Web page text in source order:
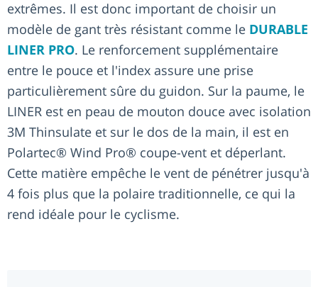
extrêmes. Il est donc important de choisir un
modèle de gant très résistant comme le DURABLE
LINER PRO. Le renforcement supplémentaire
entre le pouce et l'index assure une prise
particulièrement sûre du guidon. Sur la paume, le
LINER est en peau de mouton douce avec isolation
3M Thinsulate et sur le dos de la main, il est en
Polartec® Wind Pro® coupe-vent et déperlant.
Cette matière empêche le vent de pénétrer jusqu'à
4 fois plus que la polaire traditionnelle, ce qui la
rend idéale pour le cyclisme.